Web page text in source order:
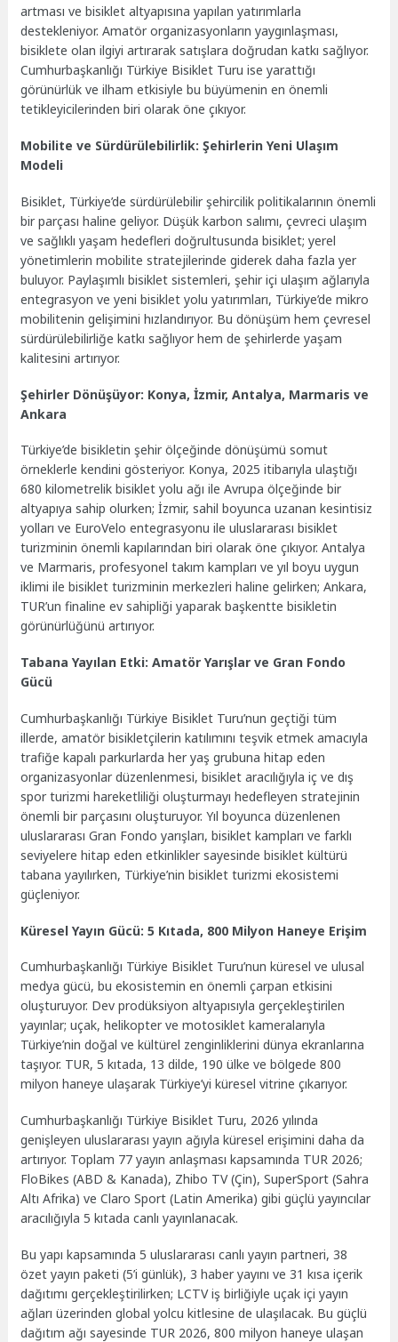
artması ve bisiklet altyapısına yapılan yatırımlarla
destekleniyor. Amatör organizasyonların yaygınlaşması,
bisiklete olan ilgiyi artırarak satışlara doğrudan katkı sağlıyor.
Cumhurbaşkanlığı Türkiye Bisiklet Turu ise yarattığı
görünürlük ve ilham etkisiyle bu büyümenin en önemli
tetikleyicilerinden biri olarak öne çıkıyor.
Mobilite ve Sürdürülebilirlik: Şehirlerin Yeni Ulaşım
Modeli
Bisiklet, Türkiye’de sürdürülebilir şehircilik politikalarının önemli
bir parçası haline geliyor. Düşük karbon salımı, çevreci ulaşım
ve sağlıklı yaşam hedefleri doğrultusunda bisiklet; yerel
yönetimlerin mobilite stratejilerinde giderek daha fazla yer
buluyor. Paylaşımlı bisiklet sistemleri, şehir içi ulaşım ağlarıyla
entegrasyon ve yeni bisiklet yolu yatırımları, Türkiye’de mikro
mobilitenin gelişimini hızlandırıyor. Bu dönüşüm hem çevresel
sürdürülebilirliğe katkı sağlıyor hem de şehirlerde yaşam
kalitesini artırıyor.
Şehirler Dönüşüyor: Konya, İzmir, Antalya, Marmaris ve
Ankara
Türkiye’de bisikletin şehir ölçeğinde dönüşümü somut
örneklerle kendini gösteriyor. Konya, 2025 itibarıyla ulaştığı
680 kilometrelik bisiklet yolu ağı ile Avrupa ölçeğinde bir
altyapıya sahip olurken; İzmir, sahil boyunca uzanan kesintisiz
yolları ve EuroVelo entegrasyonu ile uluslararası bisiklet
turizminin önemli kapılarından biri olarak öne çıkıyor. Antalya
ve Marmaris, profesyonel takım kampları ve yıl boyu uygun
iklimi ile bisiklet turizminin merkezleri haline gelirken; Ankara,
TUR’un finaline ev sahipliği yaparak başkentte bisikletin
görünürlüğünü artırıyor.
Tabana Yayılan Etki: Amatör Yarışlar ve Gran Fondo
Gücü
Cumhurbaşkanlığı Türkiye Bisiklet Turu’nun geçtiği tüm
illerde, amatör bisikletçilerin katılımını teşvik etmek amacıyla
trafiğe kapalı parkurlarda her yaş grubuna hitap eden
organizasyonlar düzenlenmesi, bisiklet aracılığıyla iç ve dış
spor turizmi hareketliliği oluşturmayı hedefleyen stratejinin
önemli bir parçasını oluşturuyor. Yıl boyunca düzenlenen
uluslararası Gran Fondo yarışları, bisiklet kampları ve farklı
seviyelere hitap eden etkinlikler sayesinde bisiklet kültürü
tabana yayılırken, Türkiye’nin bisiklet turizmi ekosistemi
güçleniyor.
Küresel Yayın Gücü: 5 Kıtada, 800 Milyon Haneye Erişim
Cumhurbaşkanlığı Türkiye Bisiklet Turu’nun küresel ve ulusal
medya gücü, bu ekosistemin en önemli çarpan etkisini
oluşturuyor. Dev prodüksiyon altyapısıyla gerçekleştirilen
yayınlar; uçak, helikopter ve motosiklet kameralarıyla
Türkiye’nin doğal ve kültürel zenginliklerini dünya ekranlarına
taşıyor. TUR, 5 kıtada, 13 dilde, 190 ülke ve bölgede 800
milyon haneye ulaşarak Türkiye’yi küresel vitrine çıkarıyor.
Cumhurbaşkanlığı Türkiye Bisiklet Turu, 2026 yılında
genişleyen uluslararası yayın ağıyla küresel erişimini daha da
artırıyor. Toplam 77 yayın anlaşması kapsamında TUR 2026;
FloBikes (ABD & Kanada), Zhibo TV (Çin), SuperSport (Sahra
Altı Afrika) ve Claro Sport (Latin Amerika) gibi güçlü yayıncılar
aracılığıyla 5 kıtada canlı yayınlanacak.
Bu yapı kapsamında 5 uluslararası canlı yayın partneri, 38
özet yayın paketi (5’i günlük), 3 haber yayını ve 31 kısa içerik
dağıtımı gerçekleştirilirken; LCTV iş birliğiyle uçak içi yayın
ağları üzerinden global yolcu kitlesine de ulaşılacak. Bu güçlü
dağıtım ağı sayesinde TUR 2026, 800 milyon haneye ulaşan